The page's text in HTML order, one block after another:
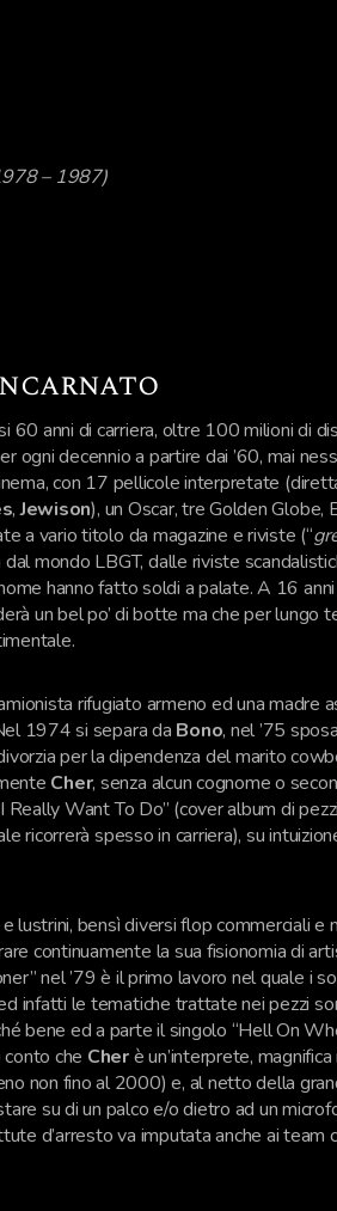
– 1987)
60 anni di carriera, oltre 100 milioni di
ogni decennio a partire dai ’60, mai
con 17 pellicole interpretate
,Jewison), un Oscar, tre Golden Globe,
a vario titolo da magazine e riviste (“
dal mondo LBGT, dalle riviste
hanno fatto soldi a palate. A 16
un bel po’ di botte ma che per lungo
rifugiato armeno ed una madre
1974 si separa da Bono, nel ’75 sposa
per la dipendenza del marito
Cher, senza alcun cognome o
Really Want To Do” (cover album di
ricorrerà spesso in carriera), su
lustrini, bensì diversi flop commerciali e
continuamente la sua fisionomia di
nel ’79 è il primo lavoro nel quale i
infatti le tematiche trattate nei pezzi
bene ed a parte il singolo “Hell On
che Cherè un’interprete, magnifica
non fino al 2000) e, al netto della
su di un palco e/o dietro ad un
d’arresto va imputata anche ai team